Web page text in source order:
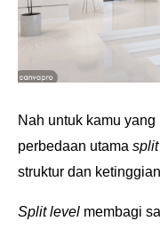
Nah untuk kamu
perbedaan utama
struktur dan
Split level membagi